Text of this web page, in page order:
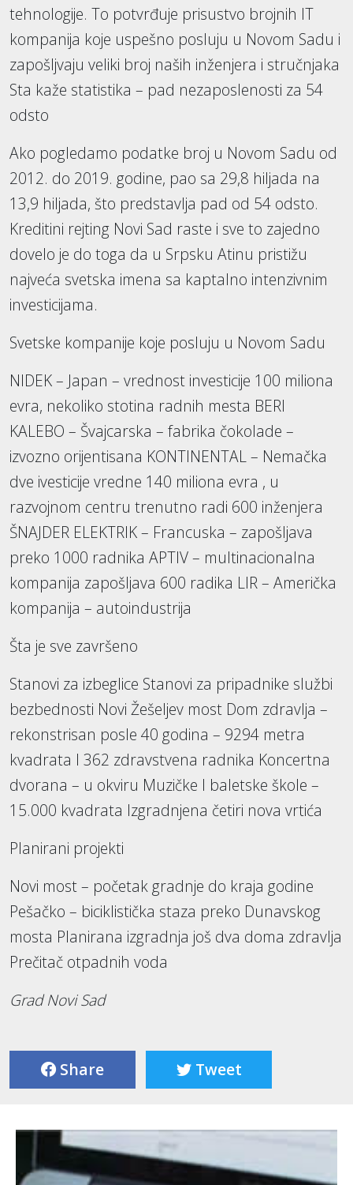
tehnologije. To potvrđuje prisustvo brojnih IT
kompanija koje uspešno posluju u Novom Sadu i
zapošljvaju veliki broj naših inženjera i stručnjaka
Sta kaže statistika – pad nezaposlenosti za 54
odsto
Ako pogledamo podatke broj u Novom Sadu od
2012. do 2019. godine, pao sa 29,8 hiljada na
13,9 hiljada, što predstavlja pad od 54 odsto.
Kreditini rejting Novi Sad raste i sve to zajedno
dovelo je do toga da u Srpsku Atinu pristižu
najveća svetska imena sa kaptalno intenzivnim
investicijama.
Svetske kompanije koje posluju u Novom Sadu
NIDEK – Japan – vrednost investicije 100 miliona
evra, nekoliko stotina radnih mesta BERI
KALEBO – Švajcarska – fabrika čokolade –
izvozno orijentisana KONTINENTAL – Nemačka
dve ivesticije vredne 140 miliona evra , u
razvojnom centru trenutno radi 600 inženjera
ŠNAJDER ELEKTRIK – Francuska – zapošljava
preko 1000 radnika APTIV – multinacionalna
kompanija zapošljava 600 radika LIR – Američka
kompanija – autoindustrija
Šta je sve završeno
Stanovi za izbeglice Stanovi za pripadnike službi
bezbednosti Novi Žešeljev most Dom zdravlja –
rekonstrisan posle 40 godina – 9294 metra
kvadrata I 362 zdravstvena radnika Koncertna
dvorana – u okviru Muzičke I baletske škole –
15.000 kvadrata Izgradnjena četiri nova vrtića
Planirani projekti
Novi most – početak gradnje do kraja godine
Pešačko – biciklistička staza preko Dunavskog
mosta Planirana izgradnja još dva doma zdravlja
Prečitač otpadnih voda
Grad Novi Sad
Share Tweet